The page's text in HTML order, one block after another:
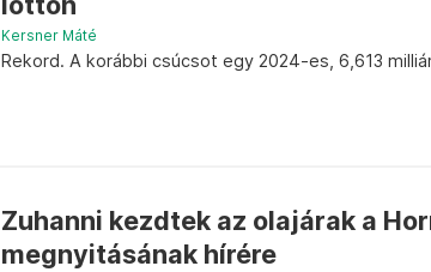
Kersner Máté
Rekord. A korábbi csúcsot egy 2024-es, 6,613
Zuhanni kezdtek az olajárak a
megnyitásának hírére